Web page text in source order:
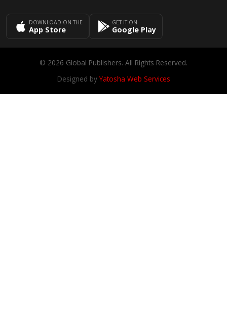
DOWNLOAD ON THE
App Store
GET IT ON
Google Play
© 2026 Global Publishers. All Rights Reserved.
Designed byYatosha Web Services